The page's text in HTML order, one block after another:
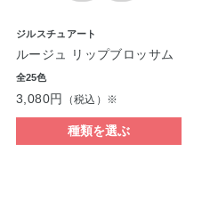
ジルスチュアート
ルージュ リップブロッサム
全25色
3,080円 （税込）※
種類を選ぶ